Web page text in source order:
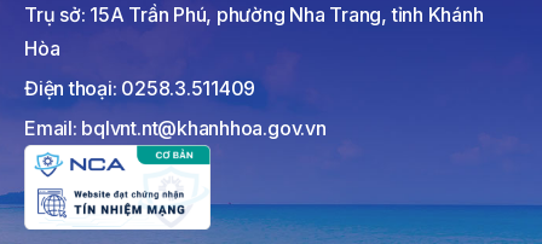
Trụ sở: 15A Trần Phú, phường Nha Trang, tỉnh Khánh
Hòa
Điện thoại: 0258.3.511409
Email: bqlvnt.nt@khanhhoa.gov.vn